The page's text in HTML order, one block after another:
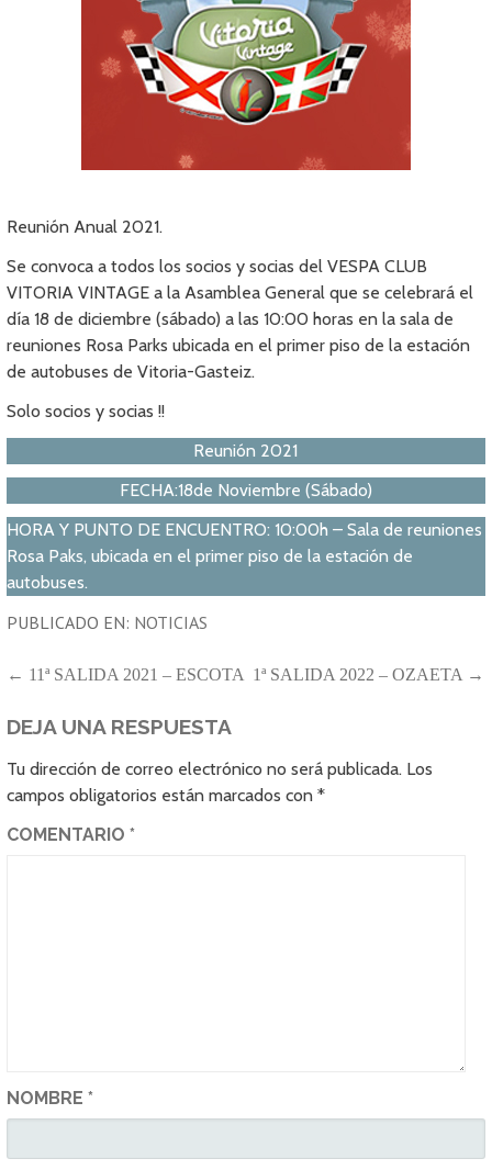
Reunión Anual 2021.
Se convoca a todos los socios y socias del VESPA CLUB
VITORIA VINTAGE a la Asamblea General que se celebrará el
día 18 de diciembre (sábado) a las 10:00 horas en la sala de
reuniones Rosa Parks ubicada en el primer piso de la estación
de autobuses de Vitoria-Gasteiz.
Solo socios y socias !!
Reunión 2021
FECHA:18de Noviembre (Sábado)
HORA Y PUNTO DE ENCUENTRO: 10:00h – Sala de reuniones
Rosa Paks, ubicada en el primer piso de la estación de
autobuses.
PUBLICADO EN: NOTICIAS
NAVEGACIÓN
DE
ENTRADAS
← 11ª SALIDA 2021 – ESCOTA 1ª SALIDA 2022 – OZAETA →
DEJA UNA RESPUESTA
Tu dirección de correo electrónico no será publicada. Los
campos obligatorios están marcados con*
COMENTARIO*
NOMBRE*